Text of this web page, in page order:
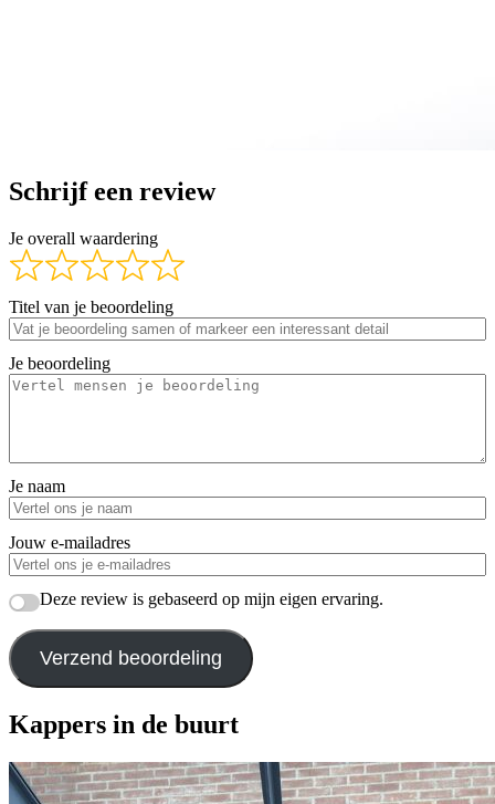
Schrijf een review
Je overall waardering
Titel van je beoordeling
Je beoordeling
Je naam
Jouw e-mailadres
Deze review is gebaseerd op mijn eigen ervaring.
Verzend beoordeling
Kappers in de buurt